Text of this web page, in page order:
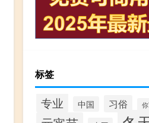
标签
专业 中国 习俗